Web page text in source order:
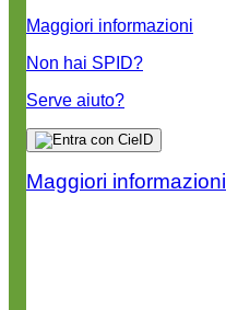
Maggiori informazioni
Non hai SPID?
Serve aiuto?
Maggiori informazioni